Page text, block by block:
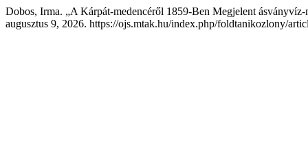
Dobos, Irma. „A Kárpát-medencéről 1859-Ben Megjelent
augusztus 9, 2026. https://ojs.mtak.hu/index.php/foldtanikozlony/